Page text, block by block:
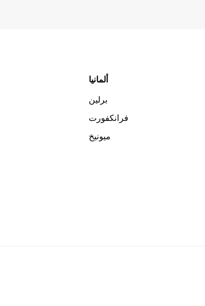
ألمانيا
برلين
فرانكفورت
ميونيخ